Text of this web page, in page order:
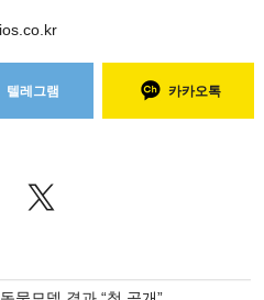
텔레그램 카카오톡
트위
터로